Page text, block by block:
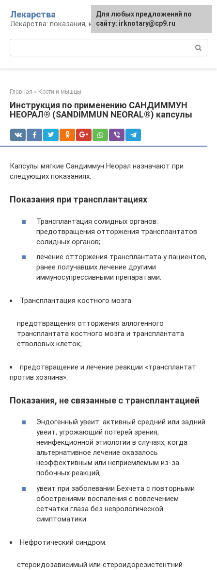
контенту
Лекарства
Лекарства: показания, инструкция, аналоги
Главная » Кости и мышцы
Инструкция по применению САНДИММУН
НЕОРАЛ® (SANDIMMUN NEORAL®) капсулы
Капсулы мягкие Сандиммун Неорал назначают при
следующих показаниях:
Показания при трансплантациях
Трансплантация солидных органов:
предотвращения отторжения трансплантатов
солидных органов;
лечение отторжения трансплантата у пациентов,
ранее получавших лечение другими
иммуносупрессивными препаратами.
Трансплантация костного мозга:
предотвращения отторжения аллогенного
трансплантата костного мозга и трансплантата
стволовых клеток;
предотвращение и лечение реакции «трансплантат
против хозяина».
Показания, не связанные с трансплантацией
Эндогенный увеит: активный средний или задний
увеит, угрожающий потерей зрения,
неинфекционной этиологии в случаях, когда
альтернативное лечение оказалось
неэффективным или неприемлемым из-за
побочных реакций;
увеит при заболевании Бехчета с повторными
обострениями воспаления с вовлечением
сетчатки глаза без неврологической
симптоматики.
Нефротический синдром:
стероидозависимый или стероидорезистентний
Для любых предложений по
сайту: irknotary@cp9.ru